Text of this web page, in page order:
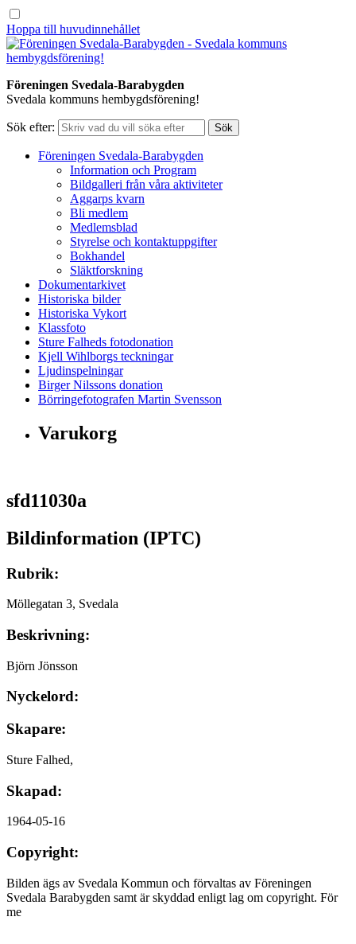
Hoppa till huvudinnehållet
Föreningen Svedala-Barabygden
Svedala kommuns hembygdsförening!
Sök efter:
Föreningen Svedala-Barabygden
Information och Program
Bildgalleri från våra aktiviteter
Aggarps kvarn
Bli medlem
Medlemsblad
Styrelse och kontaktuppgifter
Bokhandel
Släktforskning
Dokumentarkivet
Historiska bilder
Historiska Vykort
Klassfoto
Sture Falheds fotodonation
Kjell Wihlborgs teckningar
Ljudinspelningar
Birger Nilssons donation
Börringefotografen Martin Svensson
Varukorg
sfd11030a
Bildinformation (IPTC)
Rubrik:
Möllegatan 3, Svedala
Beskrivning:
Björn Jönsson
Nyckelord:
Skapare:
Sture Falhed,
Skapad:
1964-05-16
Copyright:
Bilden ägs av Svedala Kommun och förvaltas av Föreningen
Svedala Barabygden samt är skyddad enligt lag om copyright. För
me